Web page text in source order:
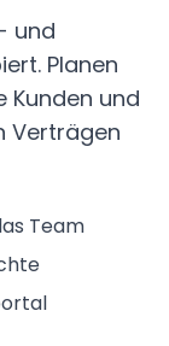
und
Planen
Kunden und
Verträgen
Team